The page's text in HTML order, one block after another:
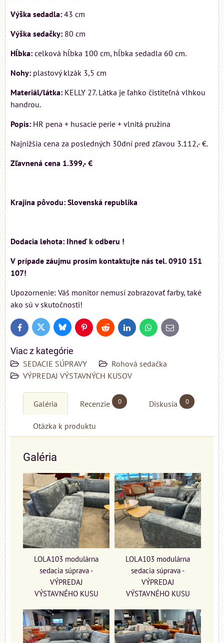
Výška sedadla: 43 cm
Výška sedačky: 80 cm
Hĺbka: celková hĺbka 100 cm, hĺbka sedadla 60 cm.
Nohy: plastový klzák 3,5 cm
Materiál/látka: KELLY 27. Látka je ľahko čistiteľná vlhkou
handrou.
Popis: HR pena + husacie perie + vlnitá pružina
Najnižšia cena za posledných 30dní pred zľavou 3.112,- €.
Zľavnená cena 1.399,- €
Krajina pôvodu: Slovenská republika
Dodacia lehota: Ihneď k odberu !
V prípade záujmu prosím kontaktujte nás tel. 0910 151
107!
Upozornenie: Váš monitor nemusí zobrazovať farby, také
ako sú v skutočnosti!
FacebookTwitter BlueskyPinterestReddit LinkedInWhatsApp
E-
mail
Viac z kategórie
SEDACIE SÚPRAVY
Rohová sedačka
VÝPREDAJ VÝSTAVNÝCH KUSOV
Galéria Recenzie 0 Diskusia 0
Otázka k produktu
Galéria
LOLA103 modulárna
sedacia súprava -
VÝPREDAJ
VÝSTAVNÉHO KUSU
LOLA103 modulárna
sedacia súprava -
VÝPREDAJ
VÝSTAVNÉHO KUSU